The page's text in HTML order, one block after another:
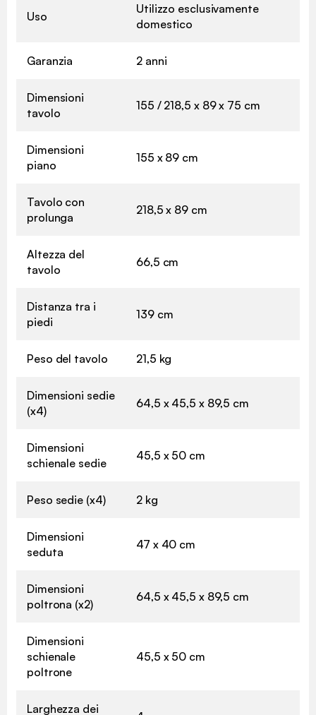
Uso
Utilizzo esclusivamente
domestico
Garanzia 2 anni
Dimensioni
tavolo
155 / 218,5 x 89 x 75 cm
Dimensioni
piano
155 x 89 cm
Tavolo con
prolunga
218,5 x 89 cm
Altezza del
tavolo
66,5 cm
Distanza tra i
piedi
139 cm
Peso del tavolo 21,5 kg
Dimensioni sedie
(x4)
64,5 x 45,5 x 89,5 cm
Dimensioni
schienale sedie
45,5 x 50 cm
Peso sedie (x4) 2 kg
Dimensioni
seduta
47 x 40 cm
Dimensioni
poltrona (x2)
64,5 x 45,5 x 89,5 cm
Dimensioni
schienale
poltrone
45,5 x 50 cm
Larghezza dei